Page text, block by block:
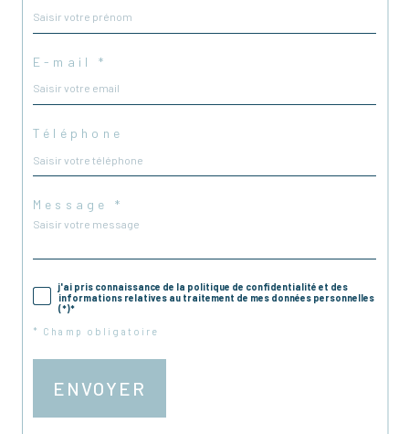
E-mail *
Téléphone
Message *
j'ai pris connaissance de la politique de confidentialité et des
informations relatives au traitement de mes données personnelles
(*)*
* Champ obligatoire
ENVOYER